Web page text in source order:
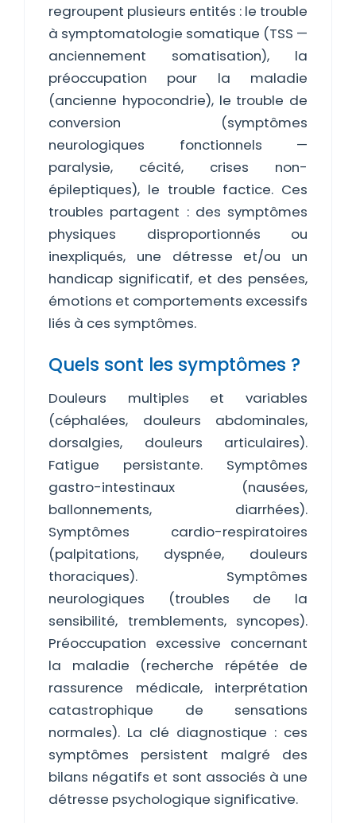
regroupent plusieurs entités : le trouble
à symptomatologie somatique (TSS —
anciennement somatisation), la
préoccupation pour la maladie
(ancienne hypocondrie), le trouble de
conversion (symptômes
neurologiques fonctionnels —
paralysie, cécité, crises non-
épileptiques), le trouble factice. Ces
troubles partagent : des symptômes
physiques disproportionnés ou
inexpliqués, une détresse et/ou un
handicap significatif, et des pensées,
émotions et comportements excessifs
liés à ces symptômes.
Quels sont les symptômes ?
Douleurs multiples et variables
(céphalées, douleurs abdominales,
dorsalgies, douleurs articulaires).
Fatigue persistante. Symptômes
gastro-intestinaux (nausées,
ballonnements, diarrhées).
Symptômes cardio-respiratoires
(palpitations, dyspnée, douleurs
thoraciques). Symptômes
neurologiques (troubles de la
sensibilité, tremblements, syncopes).
Préoccupation excessive concernant
la maladie (recherche répétée de
rassurence médicale, interprétation
catastrophique de sensations
normales). La clé diagnostique : ces
symptômes persistent malgré des
bilans négatifs et sont associés à une
détresse psychologique significative.